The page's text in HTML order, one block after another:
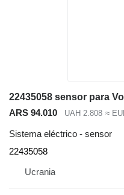
22435058 sensor para
ARS 94.010
UAH 2.808 ≈
Sistema eléctrico - sensor
22435058
Ucrania